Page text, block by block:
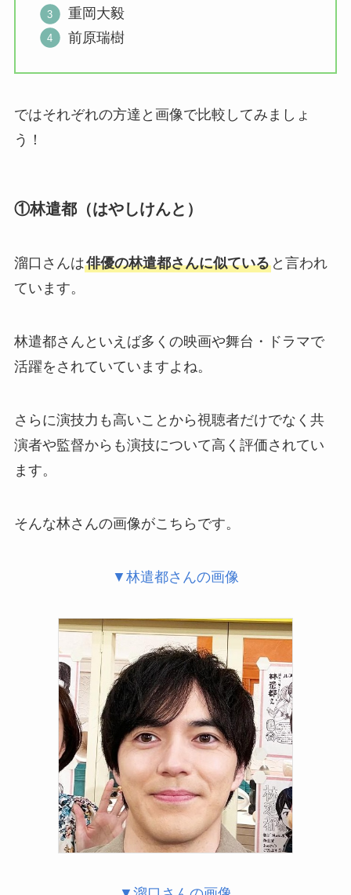
重岡大毅
前原瑞樹
ではそれぞれの方達と画像で比較してみましょ
う！
①林遣都（はやしけんと）
溜口さんは俳優の林遣都さんに似ていると言われ
ています。
林遣都さんといえば多くの映画や舞台・ドラマで
活躍をされていていますよね。
さらに演技力も高いことから視聴者だけでなく共
演者や監督からも演技について高く評価されてい
ます。
そんな林さんの画像がこちらです。
▼林遣都さんの画像